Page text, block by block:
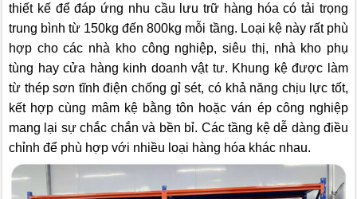
thiết kế để đáp ứng nhu cầu lưu trữ hàng hóa có tải trọng
trung bình từ 150kg đến 800kg mỗi tầng. Loại kệ này rất phù
hợp cho các nhà kho công nghiệp, siêu thị, nhà kho phụ
tùng hay cửa hàng kinh doanh vật tư. Khung kệ được làm
từ thép sơn tĩnh điện chống gỉ sét, có khả năng chịu lực tốt,
kết hợp cùng mâm kệ bằng tôn hoặc ván ép công nghiệp
mang lại sự chắc chắn và bền bỉ. Các tầng kệ dễ dàng điều
chỉnh để phù hợp với nhiều loại hàng hóa khác nhau.